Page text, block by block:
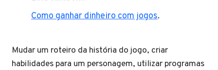
Como ganhar dinheiro com jogos.
Mudar um roteiro da história do jogo, criar
habilidades para um personagem, utilizar programas